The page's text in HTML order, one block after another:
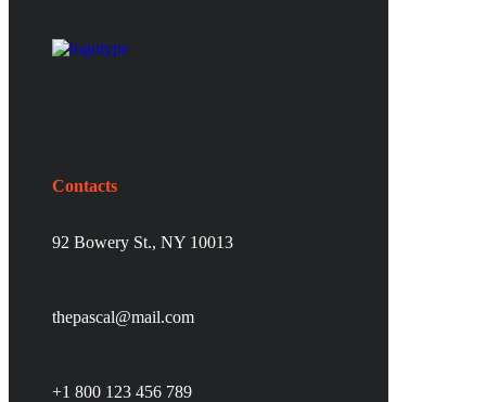
Contacts
92 Bowery St., NY 10013
thepascal@mail.com
+1 800 123 456 789